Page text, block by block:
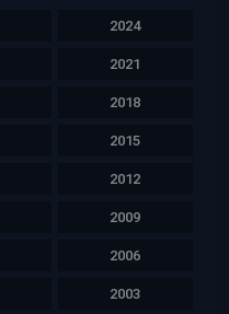
2024
2021
2018
2015
2012
2009
2006
2003